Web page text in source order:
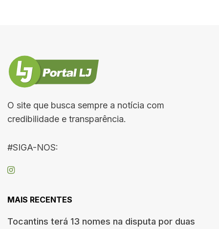
O site que busca sempre a notícia com
credibilidade e transparência.
#SIGA-NOS:
MAIS RECENTES
Tocantins terá 13 nomes na disputa por duas